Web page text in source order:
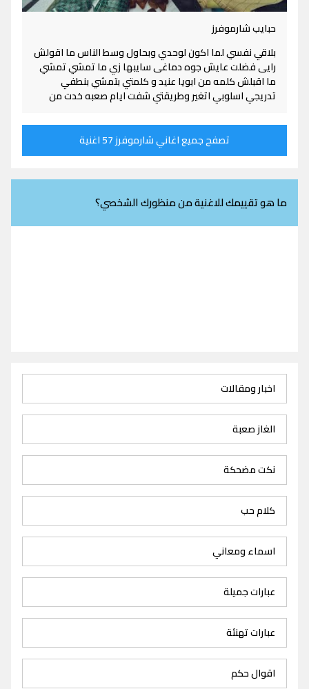
حبايب شارموفرز
بلاقي نفسي لما اكون لوحدي وبحاول وسط الناس ما اقولش
رایی فضلت عايش جوه دماغی سايبها زي ما تمشي تمشي
ما اقبلش كلمه من ابويا عنيد و كلمتي بتمشي بنطفي
تدريجي اسلوبي اتغير وطريقتي شفت ایام صعبه خدت من
تصفح جميع اغاني شارموفرز 57 اغنية
ما هو تقييمك للاغنية من منظورك الشخصي؟
اخبار ومقالات
الغاز صعبة
نكت مضحكة
كلام حب
اسماء ومعاني
عبارات جميلة
عبارات تهنئة
اقوال حكم